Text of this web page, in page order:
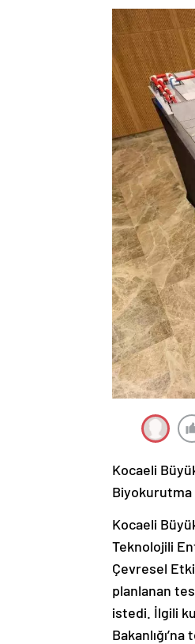
Kocaeli
Biyokurutma
Kocaeli
Teknolojili
Çevresel
planlanan
istedi. İlgili